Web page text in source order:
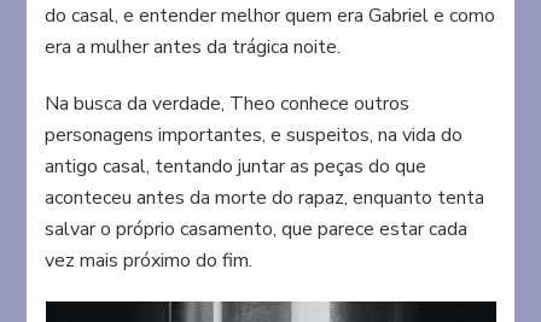
do casal, e entender melhor quem era Gabriel e como
era a mulher antes da trágica noite.
Na busca da verdade, Theo conhece outros
personagens importantes, e suspeitos, na vida do
antigo casal, tentando juntar as peças do que
aconteceu antes da morte do rapaz, enquanto tenta
salvar o próprio casamento, que parece estar cada
vez mais próximo do fim.